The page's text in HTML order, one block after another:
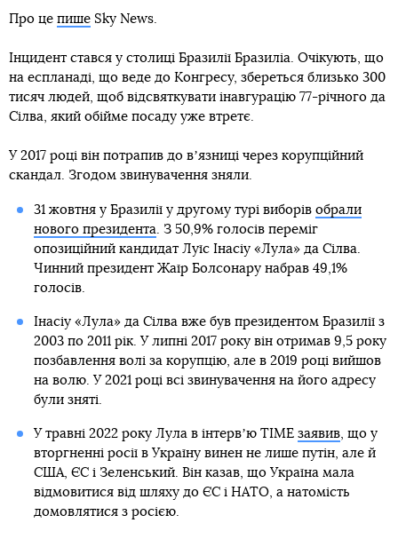
Про це пише Sky News.
Інцидент стався у столиці Бразилії Бразиліа. Очікують, що
на еспланаді, що веде до Конгресу, збереться близько 300
тисяч людей, щоб відсвяткувати інавгурацію 77-річного да
Сілва, який обійме посаду уже втретє.
У 2017 році він потрапив до вʼязниці через корупційний
скандал. Згодом звинувачення зняли.
31 жовтня у Бразилії у другому турі виборів обрали
нового президента . З 50,9% голосів переміг
опозиційний кандидат Луїс Інасіу «Лула» да Сілва.
Чинний президент Жаїр Болсонару набрав 49,1%
голосів.
Інасіу «Лула» да Сілва вже був президентом Бразилії з
2003 по 2011 рік. У липні 2017 року він отримав 9,5 року
позбавлення волі за корупцію, але в 2019 році вийшов
на волю. У 2021 році всі звинувачення на його адресу
були зняті.
У травні 2022 року Лула в інтервʼю TIME заявив, що у
вторгненні росії в Україну винен не лише путін, але й
США, ЄС і Зеленський. Він казав, що Україна мала
відмовитися від шляху до ЄС і НАТО, а натомість
домовлятися з росією.